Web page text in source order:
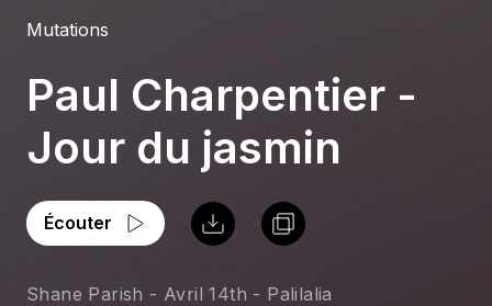
Mutations
Paul Charpentier -
Jour du jasmin
Écouter
Shane Parish - Avril 14th - Palilalia